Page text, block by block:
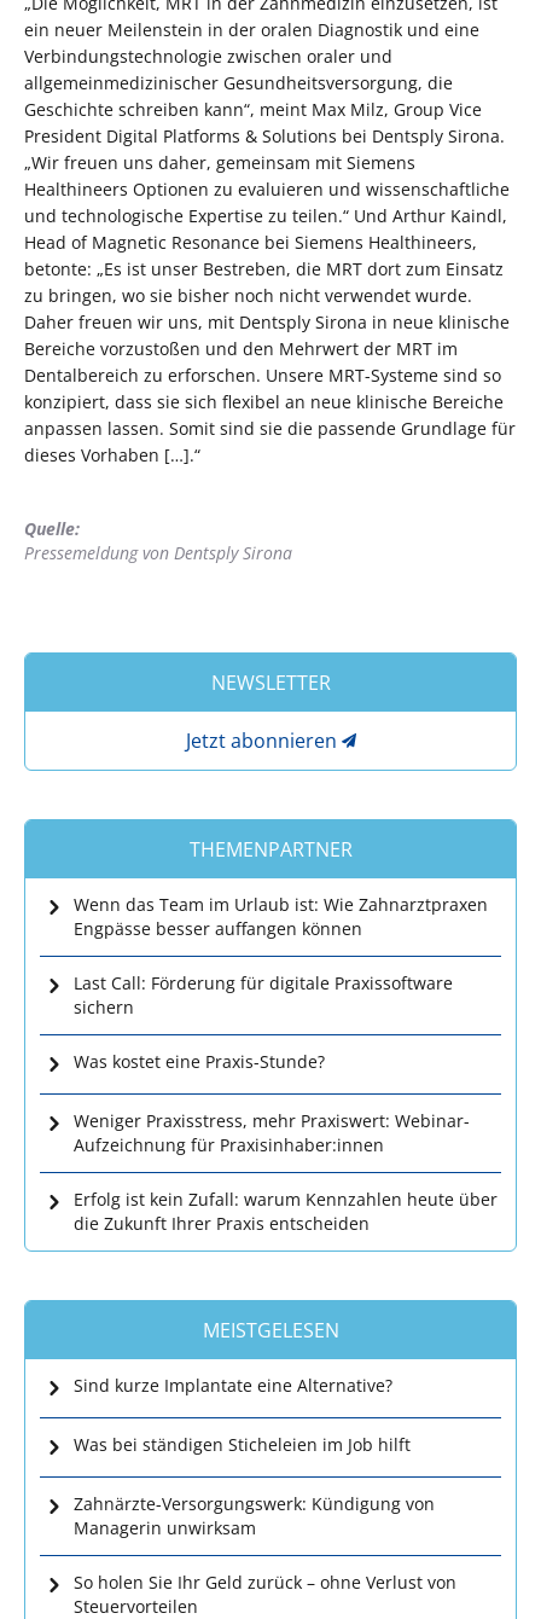
ein neuer Meilenstein in der oralen Diagnostik und eine
Verbindungstechnologie zwischen oraler und
allgemeinmedizinischer Gesundheitsversorgung, die
Geschichte schreiben kann“, meint Max Milz, Group Vice
President Digital Platforms & Solutions bei Dentsply Sirona.
„Wir freuen uns daher, gemeinsam mit Siemens
Healthineers Optionen zu evaluieren und wissenschaftliche
und technologische Expertise zu teilen.“ Und Arthur Kaindl,
Head of Magnetic Resonance bei Siemens Healthineers,
betonte: „Es ist unser Bestreben, die MRT dort zum Einsatz
zu bringen, wo sie bisher noch nicht verwendet wurde.
Daher freuen wir uns, mit Dentsply Sirona in neue klinische
Bereiche vorzustoßen und den Mehrwert der MRT im
Dentalbereich zu erforschen. Unsere MRT-Systeme sind so
konzipiert, dass sie sich flexibel an neue klinische Bereiche
anpassen lassen. Somit sind sie die passende Grundlage für
dieses Vorhaben […].“
Quelle:
Pressemeldung von Dentsply Sirona
NEWSLETTER
Jetzt abonnieren
THEMENPARTNER
Wenn das Team im Urlaub ist: Wie Zahnarztpraxen
Engpässe besser auffangen können
Last Call: Förderung für digitale Praxissoftware
sichern
Was kostet eine Praxis-Stunde?
Weniger Praxisstress, mehr Praxiswert: Webinar-
Aufzeichnung für Praxisinhaber:innen
Erfolg ist kein Zufall: warum Kennzahlen heute über
die Zukunft Ihrer Praxis entscheiden
MEISTGELESEN
Sind kurze Implantate eine Alternative?
Was bei ständigen Sticheleien im Job hilft
Zahnärzte-Versorgungswerk: Kündigung von
Managerin unwirksam
So holen Sie Ihr Geld zurück – ohne Verlust von
Steuervorteilen